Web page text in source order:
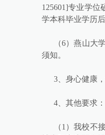
125601]专业学
学本科毕业学历
（6）燕山大
须知。
3、身心健康
4、其他要求：
（1）我校不